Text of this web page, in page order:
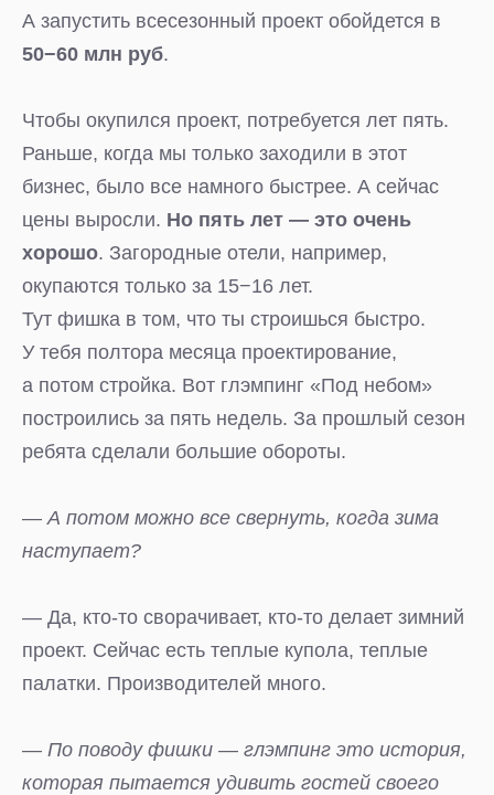
А запустить всесезонный проект обойдется в
50−60 млн руб.
Чтобы окупился проект, потребуется лет пять.
Раньше, когда мы только заходили в этот
бизнес, было все намного быстрее. А сейчас
цены выросли. Но пять лет — это очень
хорошо. Загородные отели, например,
окупаются только за 15−16 лет.
Тут фишка в том, что ты строишься быстро.
У тебя полтора месяца проектирование,
а потом стройка. Вот глэмпинг «Под небом»
построились за пять недель. За прошлый сезон
ребята сделали большие обороты.
— А потом можно все свернуть, когда зима
наступает?
— Да, кто-то сворачивает, кто-то делает зимний
проект. Сейчас есть теплые купола, теплые
палатки. Производителей много.
— По поводу фишки — глэмпинг это история,
которая пытается удивить гостей своего